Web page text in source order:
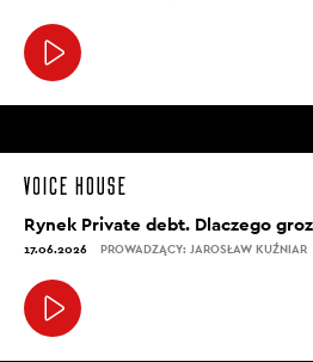
Rynek Private debt. Dlaczego
17.06.2026 PROWADZĄCY: JAROSŁAW KUŹNIAR